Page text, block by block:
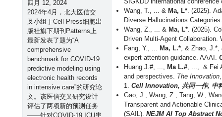
Wang, T., ... & Ma, L* . (2025).
Diverse Hallucinations
Wang, Z., ... & Ma, L* . (2025).
Driven Multi-Agent Collaboration.
Fang, Y., ... Ma, L.* , & Zhao,
expert attention guidance. AAAI.
Huang J.#, ..., Ma L.# , ..., & Fei
and perspectives. The Innovation
1. Cell Innovation, 共同一作, 中
Gao, J., Wang, Z., Tang, W.,
Transparent and Actionable
(SAIL). NEJM AI Top Abstract
W
o
r
k
s
h
o
p
四月 12, 2024
2024年4月，北大医信交
叉小组于Cell Press细胞出
版社旗下期刊Patterns上
最新发表了题为“A
comprehensive
benchmark for COVID-19
predictive modeling using
electronic health records
in intensive care”的研究论
文。该医信交叉研究设计
评估了两项新的预测任务
——针对COVID-19 ICU患